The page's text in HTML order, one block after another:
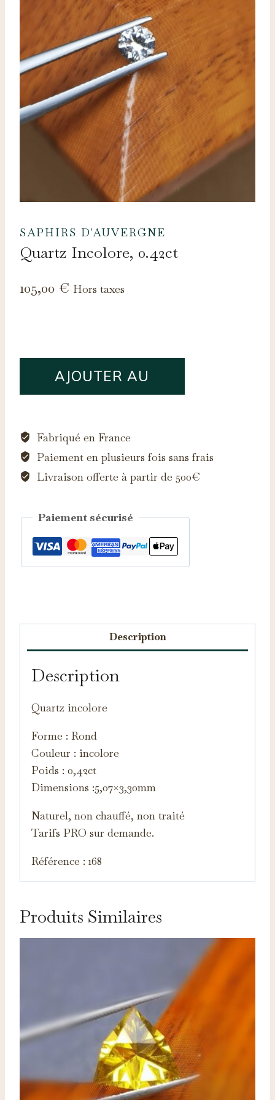
SAPHIRS D'AUVERGNE
Quartz Incolore, 0.42ct
105,00 € Hors taxes
0.42ct
AJOUTER AU
Fabriqué en France
Paiement en plusieurs fois sans frais
Livraison offerte à partir de 500€
Paiement sécurisé
Description
Description
Quartz incolore
Forme : Rond
Couleur : incolore
Poids : 0,42ct
Dimensions :5,07×3,30mm
Naturel, non chauffé, non traité
Tarifs PRO sur demande.
Référence : 168
Produits Similaires